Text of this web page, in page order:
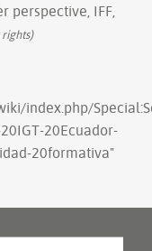
perspective, IFF,
index.php/
20Ecuador-
20formativa"